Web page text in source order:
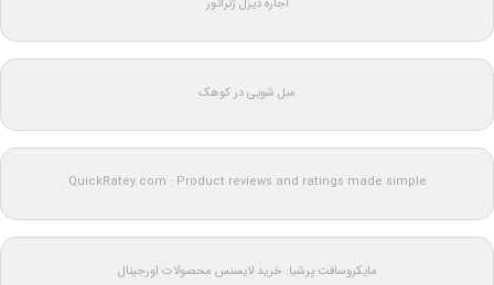
مبل شویی در کوهک
QuickRatey.com : Product reviews and ratings made simple
مایکروسافت پرشیا: خرید لایسنس محصولات اورجینال